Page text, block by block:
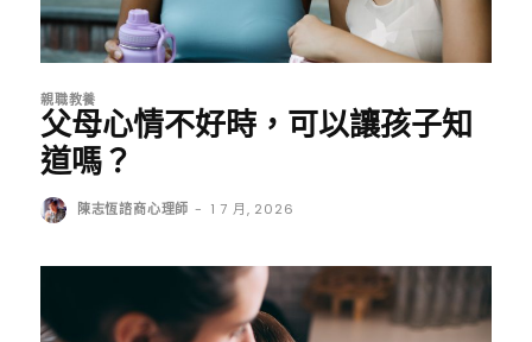
親職教養
父母心情不好時，可以讓孩子知
道嗎？
陳志恆諮商心理師 - 1 7 月, 2026